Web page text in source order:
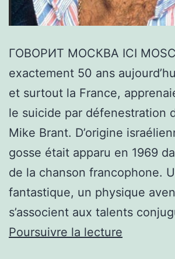
ГОВОРИТ МОСКВА ICI
exactement 50 ans
et surtout la France,
le suicide par défenestration
Mike Brant. D’origine
gosse était apparu en 1969
de la chanson francophone.
fantastique, un physique
s’associent aux talents
Poursuivre la lecture